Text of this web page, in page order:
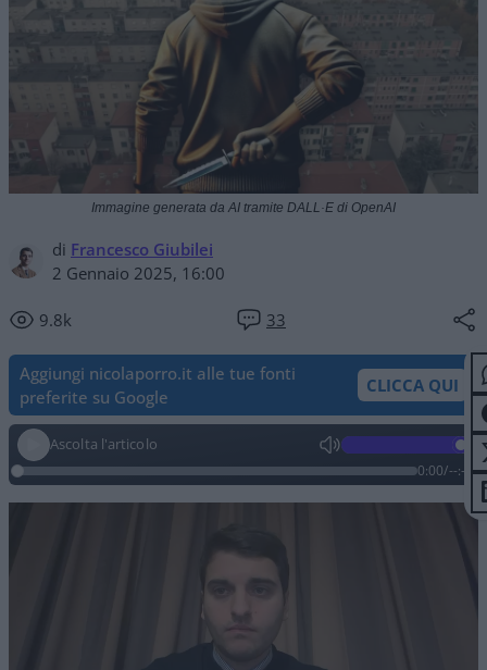
di Francesco Giubilei
2 Gennaio 2025, 16:00
9.8k 33
Immagine generata da AI tramite DALL·E di OpenAI
Aggiungi nicolaporro.it alle tue fonti
preferite su Google
CLICCA QUI
Ascolta l'articolo
0:00/--:--